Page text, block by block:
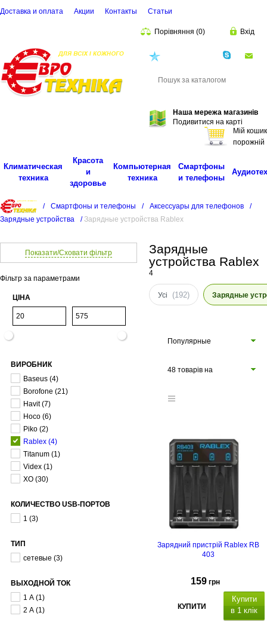
Доставка и оплата Акции Контакты Cтатьи
Порівняння (0) Вхід
Наша мережа магазинів
Подивитися на карті
Мій кошик
порожній
Климатическая
техника
Красота
и
здоровье
Компьютерная
техника
Смартфоны
и телефоны
/ Смартфоны и телефоны / Аксессуары для телефонов
/
Зарядные устройства
/ Зарядные устройства Rablex
Показати/Сховати фільтр
Фільтр за параметрами
ЦІНА
ВИРОБНИК
Baseus (4)
Borofone (21)
Havit (7)
Hoco (6)
Piko (2)
Rablex (4)
Titanum (1)
Videx (1)
XO (30)
КОЛИЧЕСТВО USB-ПОРТОВ
1 (3)
ТИП
сетевые (3)
ВЫХОДНОЙ ТОК
1 А (1)
2 А (1)
Зарядные
устройства Rablex
4
Усі (192) Зарядные
Популярные
48 товарів на
Зарядний пристрій Rablex RB
403
159 грн
КУПИТИ
Купити
в 1 клік